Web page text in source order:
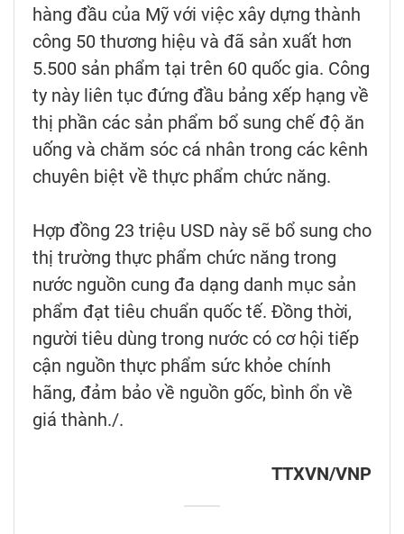
hàng đầu của Mỹ với việc xây dựng thành
công 50 thương hiệu và đã sản xuất hơn
5.500 sản phẩm tại trên 60 quốc gia. Công
ty này liên tục đứng đầu bảng xếp hạng về
thị phần các sản phẩm bổ sung chế độ ăn
uống và chăm sóc cá nhân trong các kênh
chuyên biệt về thực phẩm chức năng.
Hợp đồng 23 triệu USD này sẽ bổ sung cho
thị trường thực phẩm chức năng trong
nước nguồn cung đa dạng danh mục sản
phẩm đạt tiêu chuẩn quốc tế. Đồng thời,
người tiêu dùng trong nước có cơ hội tiếp
cận nguồn thực phẩm sức khỏe chính
hãng, đảm bảo về nguồn gốc, bình ổn về
giá thành./.
TTXVN/VNP